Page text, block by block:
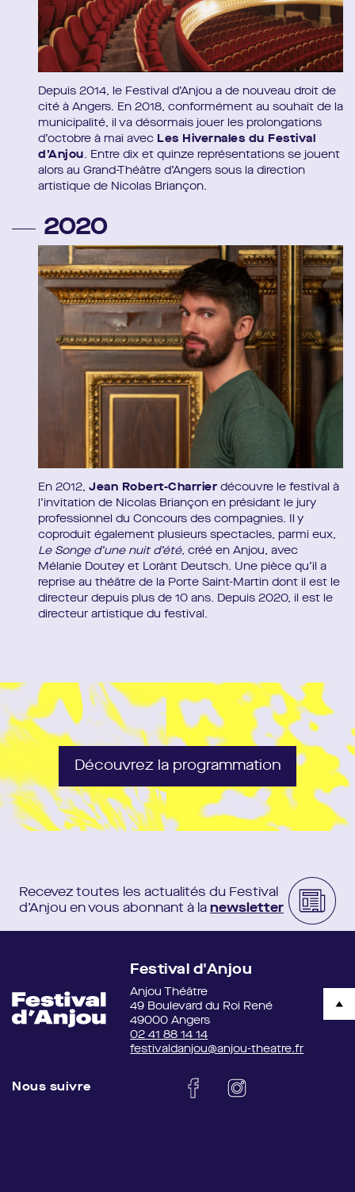
Depuis 2014, le Festival d’Anjou a de nouveau droit de
cité à Angers. En 2018, conformément au souhait de la
municipalité, il va désormais jouer les prolongations
d’octobre à mai avec Les Hivernales du Festival
d’Anjou. Entre dix et quinze représentations se jouent
alors au Grand-Théâtre d’Angers sous la direction
artistique de Nicolas Briançon.
2020
En 2012, Jean Robert-Charrier découvre le festival à
l’invitation de Nicolas Briançon en présidant le jury
professionnel du Concours des compagnies. Il y
coproduit également plusieurs spectacles, parmi eux,
Le Songe d’une nuit d’été, créé en Anjou, avec
Mélanie Doutey et Lorànt Deutsch. Une pièce qu’il a
reprise au théâtre de la Porte Saint-Martin dont il est le
directeur depuis plus de 10 ans. Depuis 2020, il est le
directeur artistique du festival.
Découvrez la programmation
Recevez toutes les actualités du Festival
d’Anjou en vous abonnant à la newsletter
Festival d'Anjou
Anjou Théâtre
49 Boulevard du Roi René
49000 Angers
02 41 88 14 14
festivaldanjou@anjou-theatre.fr
Nous suivre